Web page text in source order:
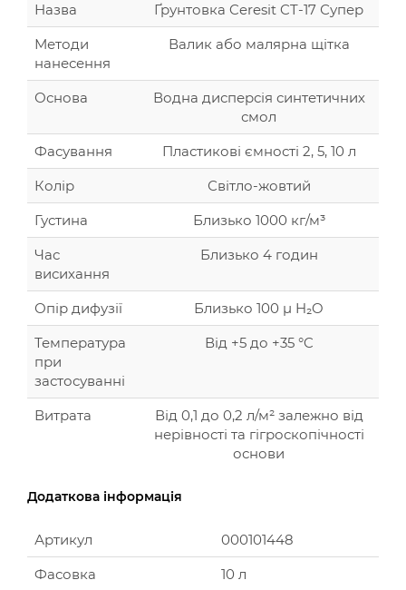
Назва
Ґрунтовка Ceresit CT-17 Супер
Методи
нанесення
Валик або малярна щітка
Основа
Водна дисперсія синтетичних
смол
Фасування
Пластикові ємності 2, 5, 10 л
Колір
Світло-жовтий
Густина
Близько 1000 кг/м³
Час
висихання
Близько 4 годин
Опір дифузії
Близько 100 μ H₂O
Температура
при
застосуванні
Від +5 до +35 °C
Витрата
Від 0,1 до 0,2 л/м² залежно від
нерівності та гігроскопічності
основи
Додаткова інформація
Артикул
000101448
Фасовка
10 л